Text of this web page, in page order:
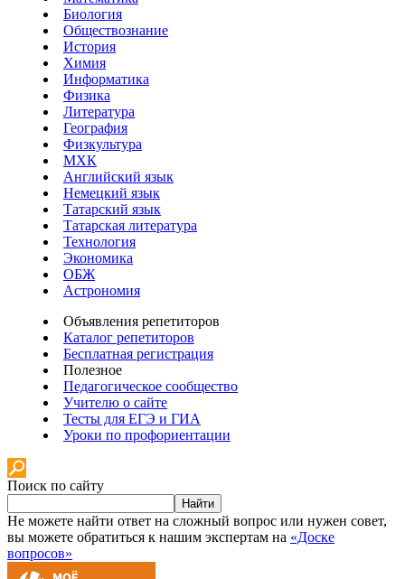
Биология
Обществознание
История
Химия
Информатика
Физика
Литература
География
Физкультура
МХК
Английский язык
Немецкий язык
Татарский язык
Татарская литература
Технология
Экономика
ОБЖ
Астрономия
Объявления репетиторов
Каталог репетиторов
Бесплатная регистрация
Полезное
Педагогическое сообщество
Учителю о сайте
Тесты для ЕГЭ и ГИА
Уроки по профориентации
Поиск по сайту
Найти
Не можете найти ответ на сложный вопрос или нужен совет,
вы можете обратиться к нашим экспертам на «Доске
вопросов»